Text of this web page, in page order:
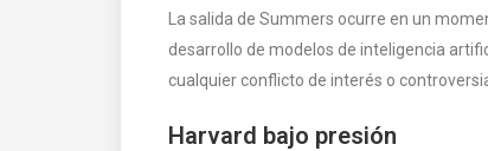
La salida de Summers ocurre en un
desarrollo de modelos de inteligencia
cualquier conflicto de interés o
Harvard bajo presión